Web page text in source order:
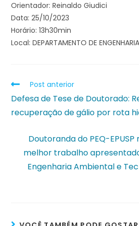
Orientador: Reinaldo Giudici
Data: 25/10/2023
Horário: 13h30min
Local: DEPARTAMENTO DE
Post anterior
Defesa de Tese de Doutorado:
recuperação de gálio por rota
Doutoranda do PEQ-
melhor trabalho
Engenharia Ambiental e